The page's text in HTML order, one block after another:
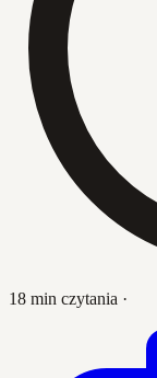
18 min czytania ·